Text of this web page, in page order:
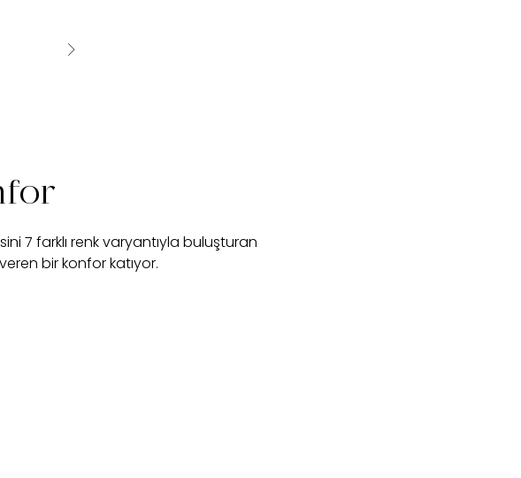
7 farklı renk varyantıyla buluşturan
bir konfor katıyor.